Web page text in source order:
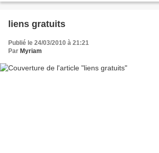
printanier-45759904.html...
liens gratuits
Publié le 24/03/2010 à 21:21
Par Myriam